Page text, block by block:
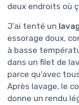
deux endroits où
J’ai tenté un
essorage doux,
à basse
dans un filet de
parce qu’avec
Après lavage, le
donne un rendu